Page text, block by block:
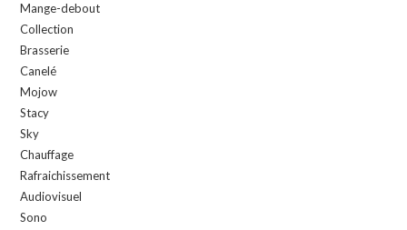
Mange-debout
Collection
Brasserie
Canelé
Mojow
Stacy
Sky
Chauffage
Rafraichissement
Audiovisuel
Sono